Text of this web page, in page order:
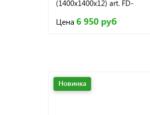
(1400х1400х12) art. FD-
Цена 6 950 руб
Новинка